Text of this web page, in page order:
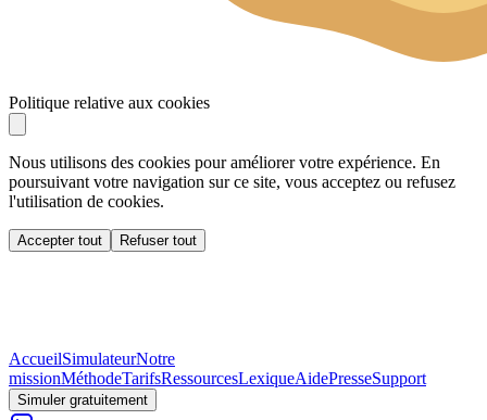
Politique relative aux cookies
Nous utilisons des cookies pour améliorer votre expérience. En
poursuivant votre navigation sur ce site, vous acceptez ou refusez
l'utilisation de cookies.
Accepter tout Refuser tout
AccueilSimulateurNotre
missionMéthodeTarifsRessourcesLexiqueAidePresseSupport
Simuler gratuitement